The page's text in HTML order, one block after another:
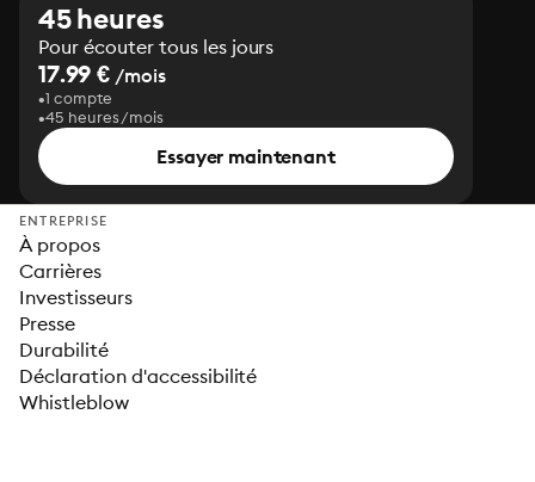
45 heures
Pour écouter tous les jours
17.99 € /mois
1 compte
45 heures/mois
Essayer maintenant
ENTREPRISE
À propos
Carrières
Investisseurs
Presse
Durabilité
Déclaration d'accessibilité
Whistleblow